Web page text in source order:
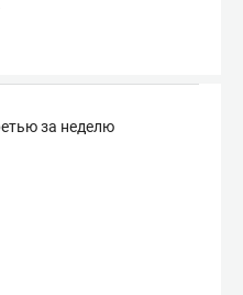
за неделю